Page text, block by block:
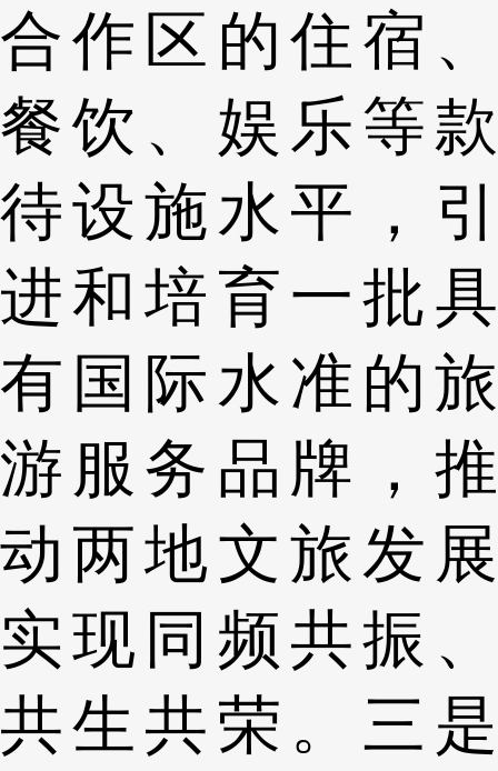
合作区的住宿、
餐饮、娱乐等款
待设施水平，引
进和培育一批具
有国际水准的旅
游服务品牌，推
动两地文旅发展
实现同频共振、
共生共荣。三是